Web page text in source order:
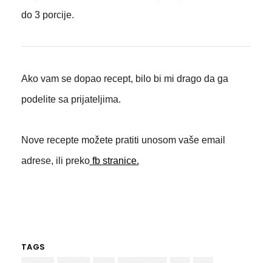
do 3 porcije.
Ako vam se dopao recept, bilo bi mi drago da ga
podelite sa prijateljima.
Nove recepte možete pratiti unosom vaše email
adrese, ili prekofb stranice.
TAGS